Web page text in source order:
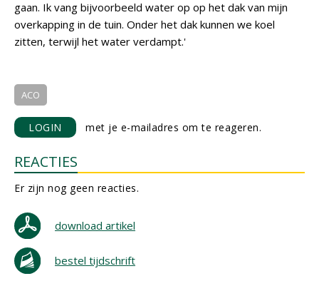
gaan. Ik vang bijvoorbeeld water op op het dak van mijn
overkapping in de tuin. Onder het dak kunnen we koel
zitten, terwijl het water verdampt.'
ACO
LOGIN met je e-mailadres om te reageren.
REACTIES
Er zijn nog geen reacties.
download artikel
bestel tijdschrift